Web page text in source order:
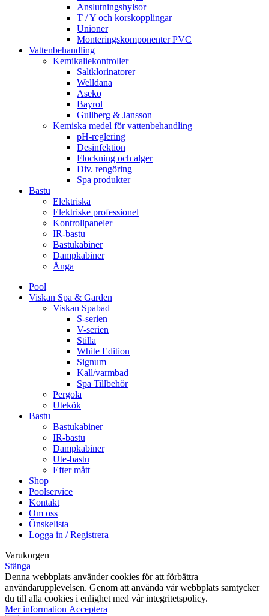
Anslutningshylsor
T / Y och korskopplingar
Unioner
Monteringskomponenter PVC
Vattenbehandling
Kemikaliekontroller
Saltklorinatorer
Welldana
Aseko
Bayrol
Gullberg & Jansson
Kemiska medel för vattenbehandling
pH-reglering
Desinfektion
Flockning och alger
Div. rengöring
Spa produkter
Bastu
Elektriska
Elektriske professionel
Kontrollpaneler
IR-bastu
Bastukabiner
Dampkabiner
Ånga
Pool
Viskan Spa & Garden
Viskan Spabad
S-serien
V-serien
Stilla
White Edition
Signum
Kall/varmbad
Spa Tillbehör
Pergola
Utekök
Bastu
Bastukabiner
IR-bastu
Dampkabiner
Ute-bastu
Efter mått
Shop
Poolservice
Kontakt
Om oss
Önskelista
Logga in / Registrera
Varukorgen
Stänga
Denna webbplats använder cookies för att förbättra
användarupplevelsen. Genom att använda vår webbplats samtycker
du till alla cookies i enlighet med vår integritetspolicy.
Mer information Mer
Acceptera